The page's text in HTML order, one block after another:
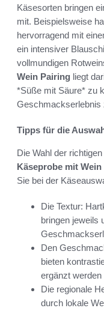
Käsesorten bringen
mit. Beispielsweise
hervorragend mit
ein intensiver
vollmundigen
Wein Pairing liegt
*Süße mit Säure* zu
Geschmackserlebnis
Tipps für die
Die Wahl der
Käseprobe mit Wein
Sie bei der
Die Textur:
bringen jeweils
Den
bieten
ergänzt werden
Die regionale
durch lokale